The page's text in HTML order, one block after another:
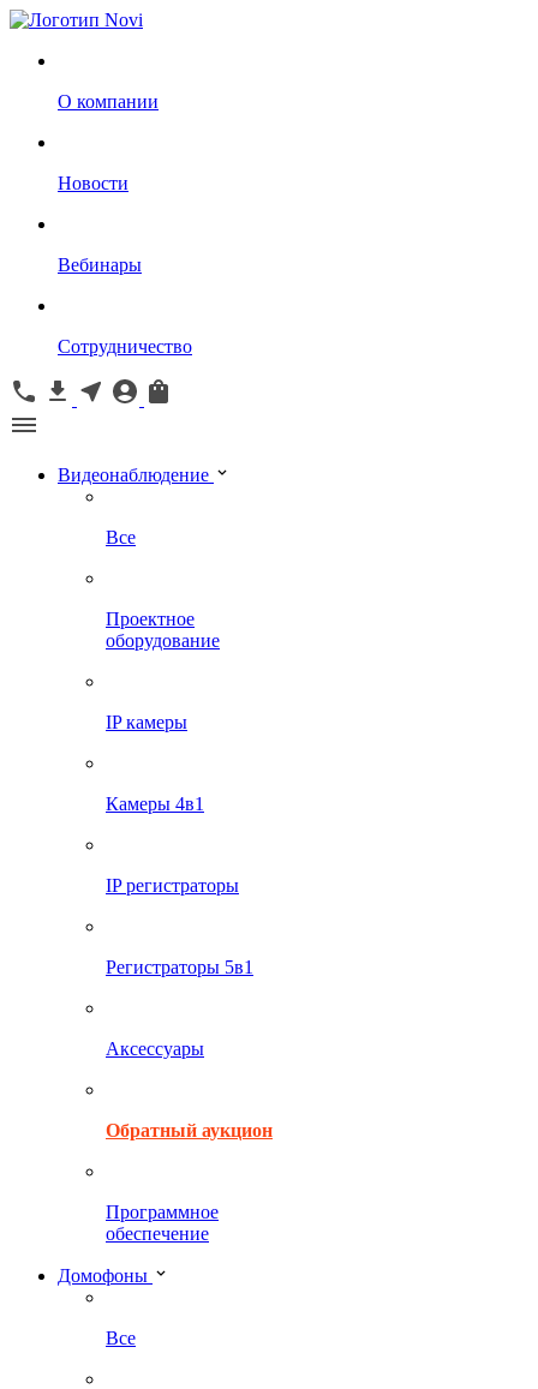
О компании
Новости
Вебинары
Сотрудничество
Видеонаблюдение
Все
Проектное
оборудование
IP камеры
Камеры 4в1
IP регистраторы
Регистраторы 5в1
Аксессуары
Обратный аукцион
Программное
обеспечение
Домофоны
Все